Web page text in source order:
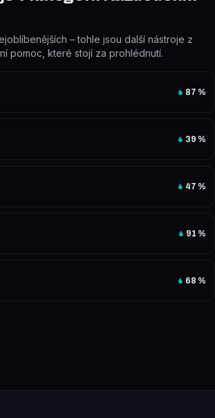
– tohle jsou další nástroje z
pomoc, které stojí za prohlédnutí.
87 %
39 %
47 %
91 %
68 %